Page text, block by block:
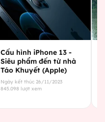
Cấu hình iPhone 13 -
Siêu phẩm đến từ nhà
Táo Khuyết (Apple)
Ngày kết thúc 26/11/2023
845.098 lượt xem